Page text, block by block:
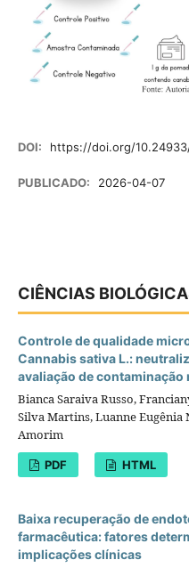
DOI: https://doi.org/
PUBLICADO: 2026-04-07
CIÊNCIAS
Controle de qualidade
Cannabis sativa L.:
avaliação de contaminação
Bianca Saraiva Russo,
Silva Martins, Luanne
Amorim
PDF HTML
Baixa recuperação de
farmacêutica: fatores
implicações clínicas